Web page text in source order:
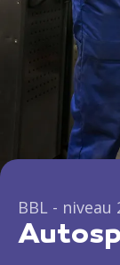
BBL - niveau